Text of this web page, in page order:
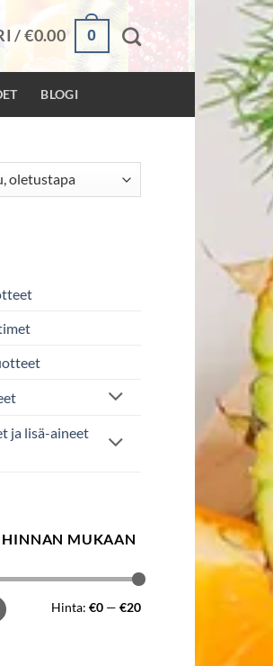
/€0.00 0
BLOGI
ja lisä-aineet
HINNAN MUKAAN
Hinta: €0 — €20